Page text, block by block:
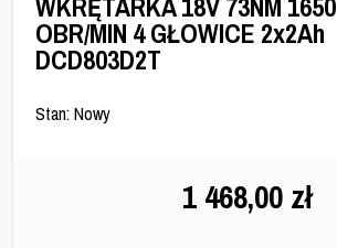
OBR/MIN 4 GŁOWICE 2x2Ah
DCD803D2T
Stan: Nowy
1 468,00 zł